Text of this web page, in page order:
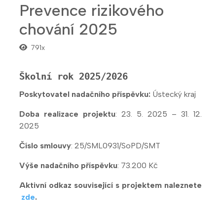
Prevence rizikového
chování 2025
791x
Školní rok 2025/2026
Poskytovatel nadačního příspěvku: Ústecký kraj
Doba realizace projektu: 23. 5. 2025 – 31. 12.
2025
Číslo smlouvy: 25/SML0931/SoPD/SMT
Výše nadačního příspěvku: 73.200 Kč
Aktivní odkaz související s projektem naleznete
zde.